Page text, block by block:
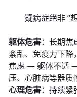
疑病症绝非 “
躯体危害：长期焦
紊乱、免疫力下降
焦虑 — 躯体不适
压、心脏病等器质
心理危害：持续紧